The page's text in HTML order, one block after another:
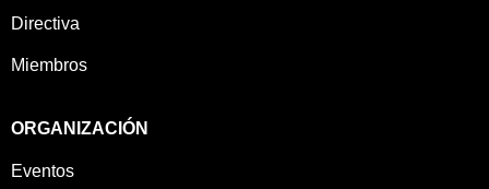
Directiva
Miembros
ORGANIZACIÓN
Eventos